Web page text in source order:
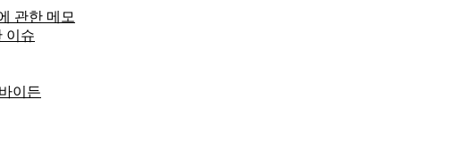
관한 메모
이슈
이든